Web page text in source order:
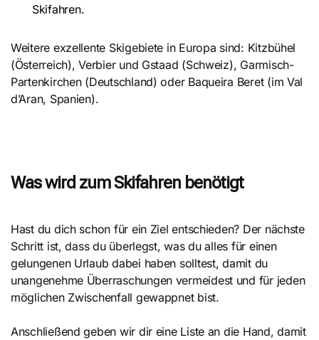
Skifahren.
Weitere exzellente Skigebiete in Europa sind: Kitzbühel
(Österreich), Verbier und Gstaad (Schweiz), Garmisch-
Partenkirchen (Deutschland) oder Baqueira Beret (im Val
d’Aran, Spanien).
Was wird zum Skifahren benötigt
Hast du dich schon für ein Ziel entschieden? Der nächste
Schritt ist, dass du überlegst, was du alles für einen
gelungenen Urlaub dabei haben solltest, damit du
unangenehme Überraschungen vermeidest und für jeden
möglichen Zwischenfall gewappnet bist.
Anschließend geben wir dir eine Liste an die Hand, damit